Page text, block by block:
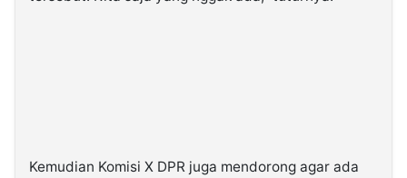
Kemudian Komisi X DPR juga mendorong agar ada